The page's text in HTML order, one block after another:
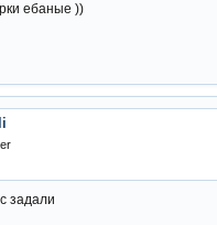
ебаные ))
задали